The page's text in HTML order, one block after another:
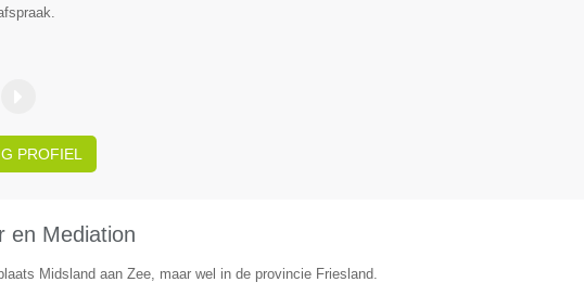
PROFIEL
en Mediation
Midsland aan Zee, maar wel in de provincie Friesland.